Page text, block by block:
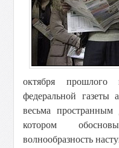
октября
федеральной газеты
весьма
котором
волнообразность